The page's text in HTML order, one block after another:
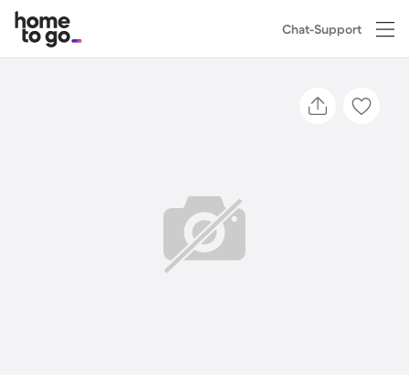
Chat-Support